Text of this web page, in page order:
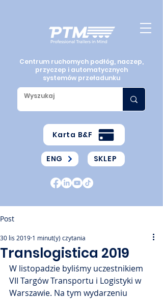
Centrum ruchomych podłóg, naczep,
przyczep i automatycznych
systemów przeładunku
Karta B&F
ENG SKLEP
Post
Translogistica 2019
30 lis 2019 1 minut(y) czytania
W listopadzie byliśmy uczestnikiem
VII Targów Transportu i Logistyki w
Warszawie. Na tym wydarzeniu